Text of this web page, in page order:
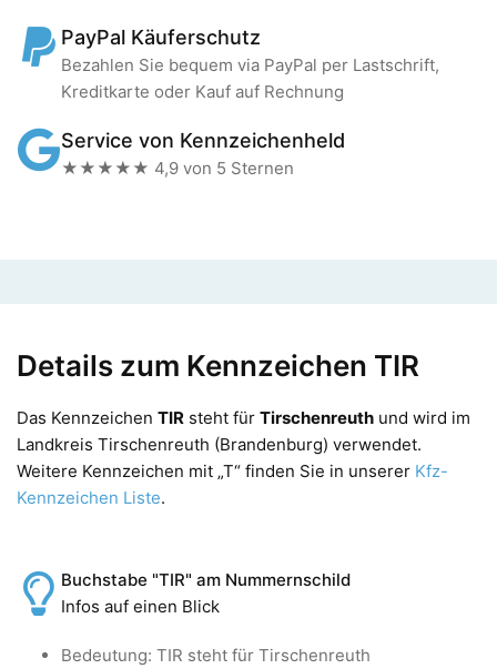
PayPal Käuferschutz
Bezahlen Sie bequem via PayPal per Lastschrift,
Kreditkarte oder Kauf auf Rechnung
Service von Kennzeichenheld
★★★★★ 4,9 von 5 Sternen
Details zum Kennzeichen TIR
Das Kennzeichen TIR steht für Tirschenreuth und wird im
Landkreis Tirschenreuth (Brandenburg) verwendet.
Weitere Kennzeichen mit „T“ finden Sie in unserer Kfz-
Kennzeichen Liste.
Buchstabe "TIR" am Nummernschild
Infos auf einen Blick
Bedeutung: TIR steht für Tirschenreuth